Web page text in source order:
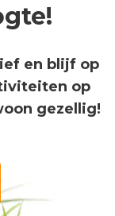
en blijf op
op
gezellig!